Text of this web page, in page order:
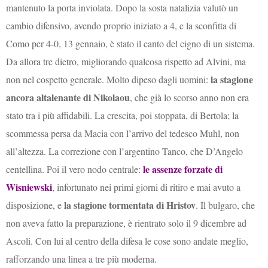
mantenuto la porta inviolata. Dopo la sosta natalizia valutò un
cambio difensivo, avendo proprio iniziato a 4, e la sconfitta di
Como per 4-0, 13 gennaio, è stato il canto del cigno di un sistema.
Da allora tre dietro, migliorando qualcosa rispetto ad Alvini, ma
non nel cospetto generale. Molto dipeso dagli uomini:la stagione
ancora altalenante di Nikolaou, che già lo scorso anno non era
stato tra i più affidabili. La crescita, poi stoppata, di Bertola; la
scommessa persa da Macia con l’arrivo del tedesco Muhl, non
all’altezza. La correzione con l’argentino Tanco, che D’Angelo
centellina. Poi il vero nodo centrale:le assenze forzate di
Wisniewski, infortunato nei primi giorni di ritiro e mai avuto a
disposizione, ela stagione tormentata di Hristov. Il bulgaro, che
non aveva fatto la preparazione, è rientrato solo il 9 dicembre ad
Ascoli. Con lui al centro della difesa le cose sono andate meglio,
rafforzando una linea a tre più moderna.